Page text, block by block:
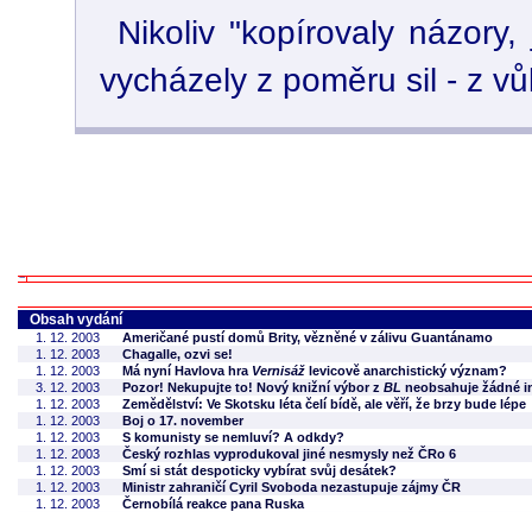
Nikoliv "kopírovaly
vycházely z poměru sil - z
Obsah vydání
1. 12. 2003
Američané pustí domů Brity, vězněné v zálivu Guantánamo
1. 12. 2003
Chagalle, ozvi se!
1. 12. 2003
Má nyní Havlova hra Vernisáž levicově anarchistický význam?
3. 12. 2003
Pozor! Nekupujte to! Nový knižní výbor z BL neobsahuje žádné
1. 12. 2003
Zemědělství: Ve Skotsku léta čelí bídě, ale věří, že brzy bude lépe
1. 12. 2003
Boj o 17. november
1. 12. 2003
S komunisty se nemluví? A odkdy?
1. 12. 2003
Český rozhlas vyprodukoval jiné nesmysly než ČRo 6
1. 12. 2003
Smí si stát despoticky vybírat svůj desátek?
1. 12. 2003
Ministr zahraničí Cyril Svoboda nezastupuje zájmy ČR
1. 12. 2003
Černobílá reakce pana Ruska